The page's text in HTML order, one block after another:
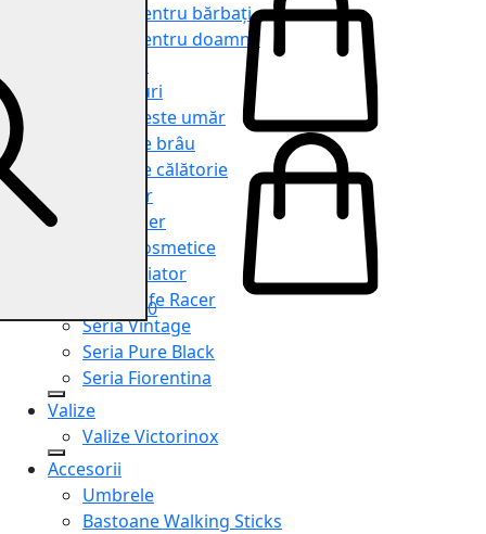
Genți pentru bărbați
Genți pentru doamne
Serviete
Rucsacuri
Genți peste umăr
Genți de brâu
Genți de călătorie
Shopper
Organiser
Truse cosmetice
Seria Aviator
Seria Cafe Racer
Seria Vintage
Seria Pure Black
Seria Fiorentina
Valize
Valize Victorinox
Accesorii
Umbrele
Bastoane Walking Sticks
0